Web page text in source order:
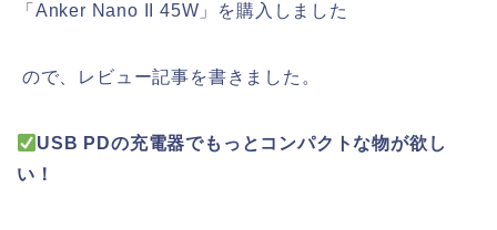
「Anker Nano II 45W」を購入しました
ので、レビュー記事を書きました。
USB PDの充電器でもっとコンパクトな物が欲し
い！